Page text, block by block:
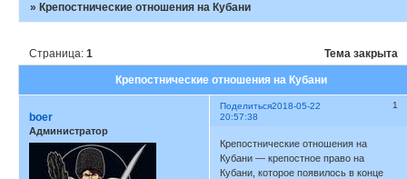
»Крепостнические отношения на Кубани
Крепостнические отношения на Кубани
Страница:1 Тема закрыта
Поделиться 1
2018-05-22
20:57:38
boer
Администратор
Крепостнические отношения на
Кубани — крепостное право на
Кубани, которое появилось в конце